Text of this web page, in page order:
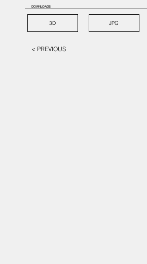
DOWNLOADS
3D JPG
< PREVIOUS